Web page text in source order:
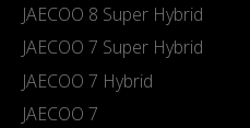
JAECOO 8 Super Hybrid
JAECOO 7 Super Hybrid
JAECOO 7 Hybrid
JAECOO 7